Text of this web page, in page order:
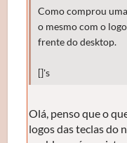
Como comprou
o mesmo com o
frente do desktop.
[]'s
Olá, penso que o
logos das teclas do